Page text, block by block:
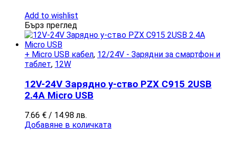
Add to wishlist
Бърз преглед
+ Micro USB кабел, 12/24V - Зарядни за смартфон и
таблет, 12W
12V-24V Зарядно у-ство PZX C915 2USB
2.4A Micro USB
7.66 € / 14.98 лв.
Добавяне в количката